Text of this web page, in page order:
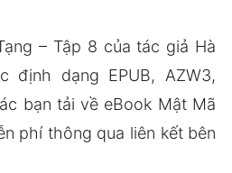
– Tập 8 của tác giả Hà
định dạng EPUB, AZW3,
bạn tải về eBook Mật Mã
phí thông qua liên kết bên